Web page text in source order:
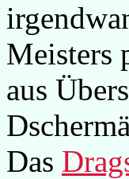
Meisters
aus
Das